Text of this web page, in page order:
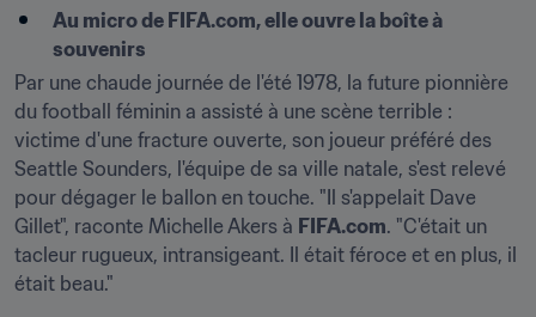
Au micro de FIFA.com, elle ouvre la boîte à
souvenirs
Par une chaude journée de l'été 1978, la future pionnière
du football féminin a assisté à une scène terrible :
victime d'une fracture ouverte, son joueur préféré des
Seattle Sounders, l'équipe de sa ville natale, s'est relevé
pour dégager le ballon en touche. "Il s'appelait Dave
Gillet", raconte Michelle Akers à FIFA.com. "C'était un
tacleur rugueux, intransigeant. Il était féroce et en plus, il
était beau."